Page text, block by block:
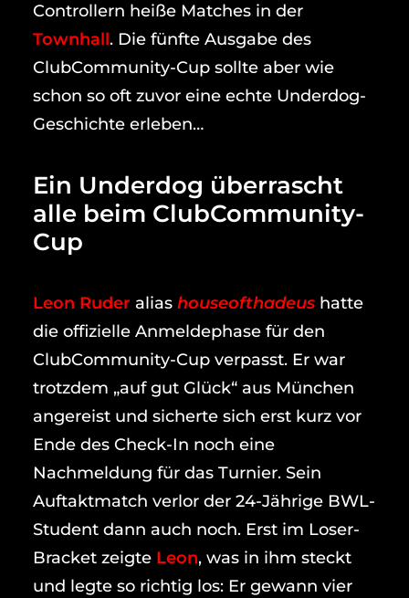
Controllern heiße Matches in der
Townhall. Die fünfte Ausgabe des
ClubCommunity-Cup sollte aber wie
schon so oft zuvor eine echte Underdog-
Geschichte erleben…
Ein Underdog überrascht
alle beim ClubCommunity-
Cup
Leon Ruder alias houseofthadeus hatte
die offizielle Anmeldephase für den
ClubCommunity-Cup verpasst. Er war
trotzdem „auf gut Glück“ aus München
angereist und sicherte sich erst kurz vor
Ende des Check-In noch eine
Nachmeldung für das Turnier. Sein
Auftaktmatch verlor der 24-Jährige BWL-
Student dann auch noch. Erst im Loser-
Bracket zeigte Leon, was in ihm steckt
und legte so richtig los: Er gewann vier